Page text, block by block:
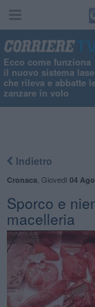
Ecco come funziona
il nuovo sistema
che rileva e abbatte
zanzare in volo
Indietro
Cronaca Giovedì 04
Sporco e
macelleria